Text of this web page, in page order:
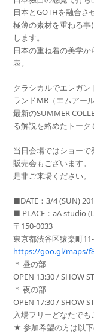
日本とGOTHを融合さ
極薄の素材を重ねる
します。
日本の重ね着の美学
表。
クラシカルでエレガ
ランドMR（エムアー
最新のSUMMER
る解説を絡めたトーク
当日会場ではショー
販売会もございます。
是非ご来場ください。
■DATE：3/4 (SUN)
■ PLACE：aA studio
〒150-0033
東京都渋谷区猿楽町
https://goo.gl/maps/
＊ 昼の部
OPEN 13:30 / SHOW
＊ 夜の部
OPEN 17:30 / SHOW
入場フリーどなたでも
★ 参加希望の方は以下